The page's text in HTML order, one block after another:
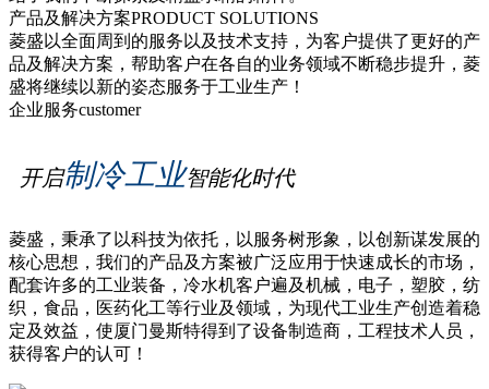
产品及解决方案PRODUCT SOLUTIONS
菱盛以全面周到的服务以及技术支持，为客户提供了更好的产
品及解决方案，帮助客户在各自的业务领域不断稳步提升，菱
盛将继续以新的姿态服务于工业生产！
企业服务customer
开启制冷工业智能化时代
菱盛，秉承了以科技为依托，以服务树形象，以创新谋发展的
核心思想，我们的产品及方案被广泛应用于快速成长的市场，
配套许多的工业装备，冷水机客户遍及机械，电子，塑胶，纺
织，食品，医药化工等行业及领域，为现代工业生产创造着稳
定及效益，使厦门曼斯特得到了设备制造商，工程技术人员，
获得客户的认可！